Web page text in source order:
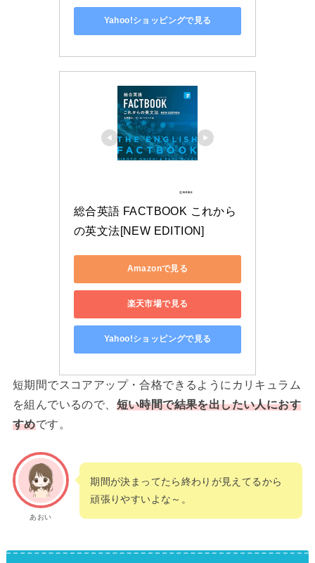
Yahoo!ショッピングで見る
総合英語 FACTBOOK これから
の英文法[NEW EDITION]
Amazonで見る
楽天市場で見る
Yahoo!ショッピングで見る
短期間でスコアアップ・合格できるようにカリキュラム
を組んでいるので、 短い時間で結果を出したい人におす
すめです。
あおい
期間が決まってたら終わりが見えてるから
頑張りやすいよな～。